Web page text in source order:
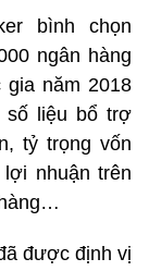
bình chọn
ngân hàng
năm 2018
số liệu bổ trợ
tỷ trọng vốn
nhuận trên
được định vị